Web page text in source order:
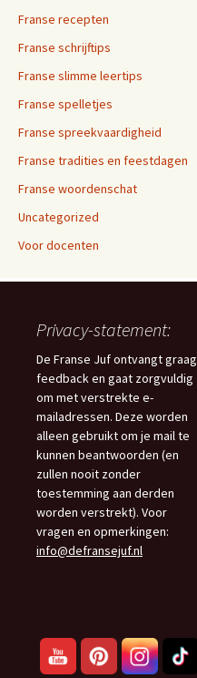
Franse recepten
Franse schrijftips
Franse slimme leertips
Franse spelletjes
Franse spreekvaardigheid
Franse tradities en feestdagen
Franse woordenschat
Uncategorized
Voor docenten
Privacy-statement:
De Franse Juf ontvangt graag
feedback en gaat zorgvuldig
om met verstrekte e-
mailadressen. Deze worden
alleen gebruikt om je mail te
kunnen beantwoorden (en
zullen nooit zonder
toestemming aan derden
worden verstrekt). Voor
vragen en opmerkingen:
info@defransejuf.nl